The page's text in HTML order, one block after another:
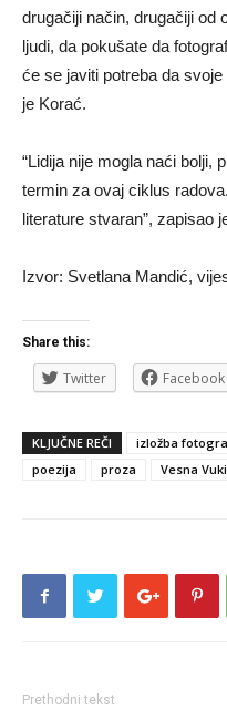
drugačiji način, drugačiji od
ljudi, da pokušate da
će se javiti potreba da
je Korać.
“Lidija nije mogla naći bolji,
termin za ovaj ciklus
literature stvaran”, zapisao
Izvor: Svetlana Mandić,
Share this:
Twitter Facebook
KLJUČNE REČI izložba
poezija
proza Vesna
Prethodni tekst